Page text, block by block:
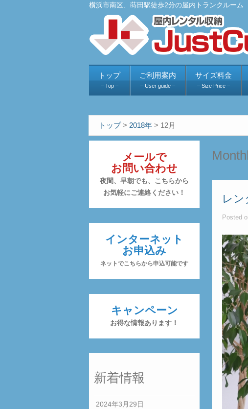
横浜市南区、蒔田駅徒歩2分の屋内トランクルーム
トップ
– Top –
ご利用案内
– User guide –
サイズ料金
– Size Price –
トップ> 2018年 > 12月
メールで
お問い合わせ
夜間、早朝でも、こちらから
お気軽にご連絡ください！
インターネット
お申込み
ネットでこちらから申込可能です
キャンペーン
お得な情報あります！
新着情報
2024年3月29日
レン
Posted